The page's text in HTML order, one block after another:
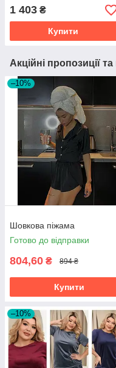
1 403 ₴
Купити
Акційні пропозиції
–10%
Шовкова піжама
Готово до відправки
804,60 ₴ 894 ₴
Купити
–10%